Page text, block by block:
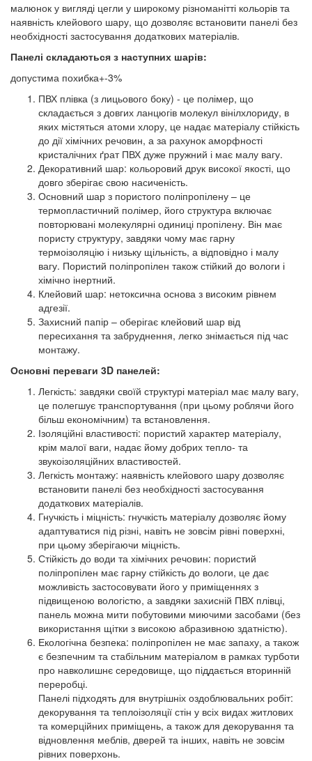
малюнок у вигляді цегли у широкому різноманітті кольорів та
наявність клейового шару, що дозволяє встановити панелі без
необхідності застосування додаткових матеріалів.
Панелі складаються з наступних шарів:
допустима похибка+-3%
ПВХ плівка (з лицьового боку) - це полімер, що
складається з довгих ланцюгів молекул вінілхлориду, в
яких містяться атоми хлору, це надає матеріалу стійкість
до дії хімічних речовин, а за рахунок аморфності
кристалічних ґрат ПВХ дуже пружний і має малу вагу.
Декоративний шар: кольоровий друк високої якості, що
довго зберігає свою насиченість.
Основний шар з пористого поліпропілену – це
термопластичний полімер, його структура включає
повторювані молекулярні одиниці пропілену. Він має
пористу структуру, завдяки чому має гарну
термоізоляцію і низьку щільність, а відповідно і малу
вагу. Пористий поліпропілен також стійкий до вологи і
хімічно інертний.
Клейовий шар: нетоксична основа з високим рівнем
адгезії.
Захисний папір – оберігає клейовий шар від
пересихання та забруднення, легко знімається під час
монтажу.
Основні переваги 3D панелей:
Легкість: завдяки своїй структурі матеріал має малу вагу,
це полегшує транспортування (при цьому роблячи його
більш економічним) та встановлення.
Ізоляційні властивості: пористий характер матеріалу,
крім малої ваги, надає йому добрих тепло- та
звукоізоляційних властивостей.
Легкість монтажу: наявність клейового шару дозволяє
встановити панелі без необхідності застосування
додаткових матеріалів.
Гнучкість і міцність: гнучкість матеріалу дозволяє йому
адаптуватися під різні, навіть не зовсім рівні поверхні,
при цьому зберігаючи міцність.
Стійкість до води та хімічних речовин: пористий
поліпропілен має гарну стійкість до вологи, це дає
можливість застосовувати його у приміщеннях з
підвищеною вологістю, а завдяки захисній ПВХ плівці,
панель можна мити побутовими миючими засобами (без
використання щітки з високою абразивною здатністю).
Екологічна безпека: поліпропілен не має запаху, а також
є безпечним та стабільним матеріалом в рамках турботи
про навколишнє середовище, що піддається вторинній
переробці.
Панелі підходять для внутрішніх оздоблювальних робіт:
декорування та теплоізоляції стін у всіх видах житлових
та комерційних приміщень, а також для декорування та
відновлення меблів, дверей та інших, навіть не зовсім
рівних поверхонь.